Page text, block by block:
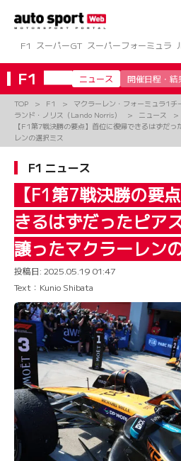
ツ
へ
ス
キ
F1 スーパーGT スーパーフォーミュラ
F1 ニュース 開催日程・結
TOP F1
マクラーレン・フォーミュラ1チ
ランド・ノリス（Lando Norris）
ニュース
【F1第7戦決勝の要点】首位に復帰できるはずだ
レンの選択ミス
F1 ニュース
【F1第7戦決勝の要
きるはずだったピア
譲ったマクラーレン
投稿日: 2025.05.19 01:47
Text：Kunio Shibata